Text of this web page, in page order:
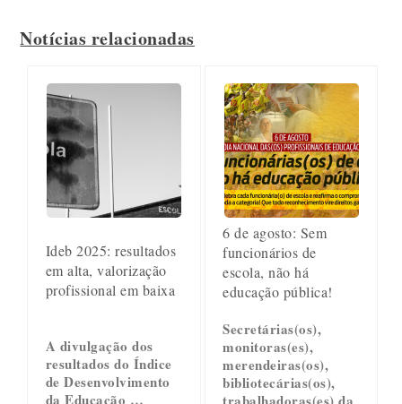
Notícias relacionadas
Ideb 2025: resultados
em alta, valorização
profissional em baixa
A divulgação dos
resultados do Índice
de Desenvolvimento
da Educação …
6 de agosto: Sem
funcionários de
escola, não há
educação pública!
Secretárias(os),
monitoras(es),
merendeiras(os),
bibliotecárias(os),